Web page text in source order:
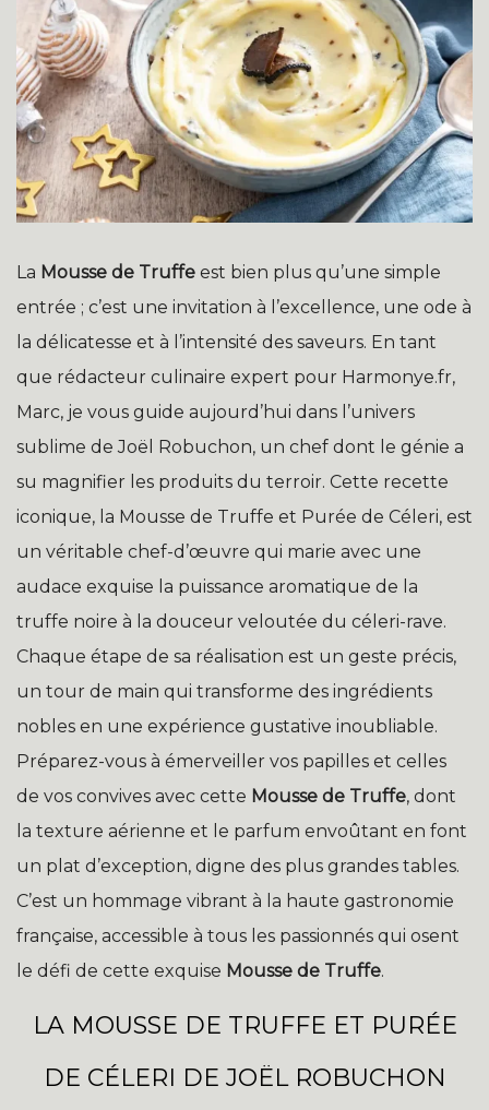
La Mousse de Truffe est bien plus qu’une simple
entrée ; c’est une invitation à l’excellence, une ode à
la délicatesse et à l’intensité des saveurs. En tant
que rédacteur culinaire expert pour Harmonye.fr,
Marc, je vous guide aujourd’hui dans l’univers
sublime de Joël Robuchon, un chef dont le génie a
su magnifier les produits du terroir. Cette recette
iconique, la Mousse de Truffe et Purée de Céleri, est
un véritable chef-d’œuvre qui marie avec une
audace exquise la puissance aromatique de la
truffe noire à la douceur veloutée du céleri-rave.
Chaque étape de sa réalisation est un geste précis,
un tour de main qui transforme des ingrédients
nobles en une expérience gustative inoubliable.
Préparez-vous à émerveiller vos papilles et celles
de vos convives avec cette Mousse de Truffe, dont
la texture aérienne et le parfum envoûtant en font
un plat d’exception, digne des plus grandes tables.
C’est un hommage vibrant à la haute gastronomie
française, accessible à tous les passionnés qui osent
le défi de cette exquise Mousse de Truffe.
LA MOUSSE DE TRUFFE ET PURÉE
DE CÉLERI DE JOËL ROBUCHON